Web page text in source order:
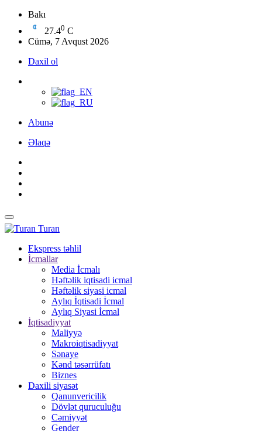
Bakı
27.40 C
Cümə, 7 Avqust 2026
Daxil ol
Abunə
Əlaqə
Turan
Ekspress təhlil
İcmallar
Media İcmalı
Həftəlik iqtisadi icmal
Həftəlik siyasi icmal
Aylıq İqtisadi İcmal
Aylıq Siyasi İcmal
İqtisadiyyat
Maliyyə
Makroiqtisadiyyat
Sənaye
Kənd təsərrüfatı
Biznes
Daxili siyasət
Qanunvericilik
Dövlət quruculuğu
Cəmiyyət
Gender